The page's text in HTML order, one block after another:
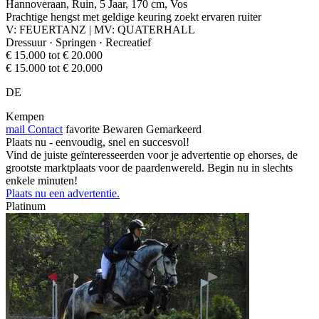
Hannoveraan, Ruin, 5 Jaar, 170 cm, Vos
Prachtige hengst met geldige keuring zoekt ervaren ruiter
V: FEUERTANZ | MV: QUATERHALL
Dressuur · Springen · Recreatief
€ 15.000 tot € 20.000
€ 15.000 tot € 20.000
DE
Kempen
mail Contact favorite Bewaren Gemarkeerd
Plaats nu - eenvoudig, snel en succesvol!
Vind de juiste geïnteresseerden voor je advertentie op ehorses, de
grootste marktplaats voor de paardenwereld. Begin nu in slechts
enkele minuten!
Plaats nu een advertentie.
Platinum